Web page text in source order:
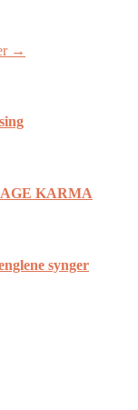
→
KARMA
synger